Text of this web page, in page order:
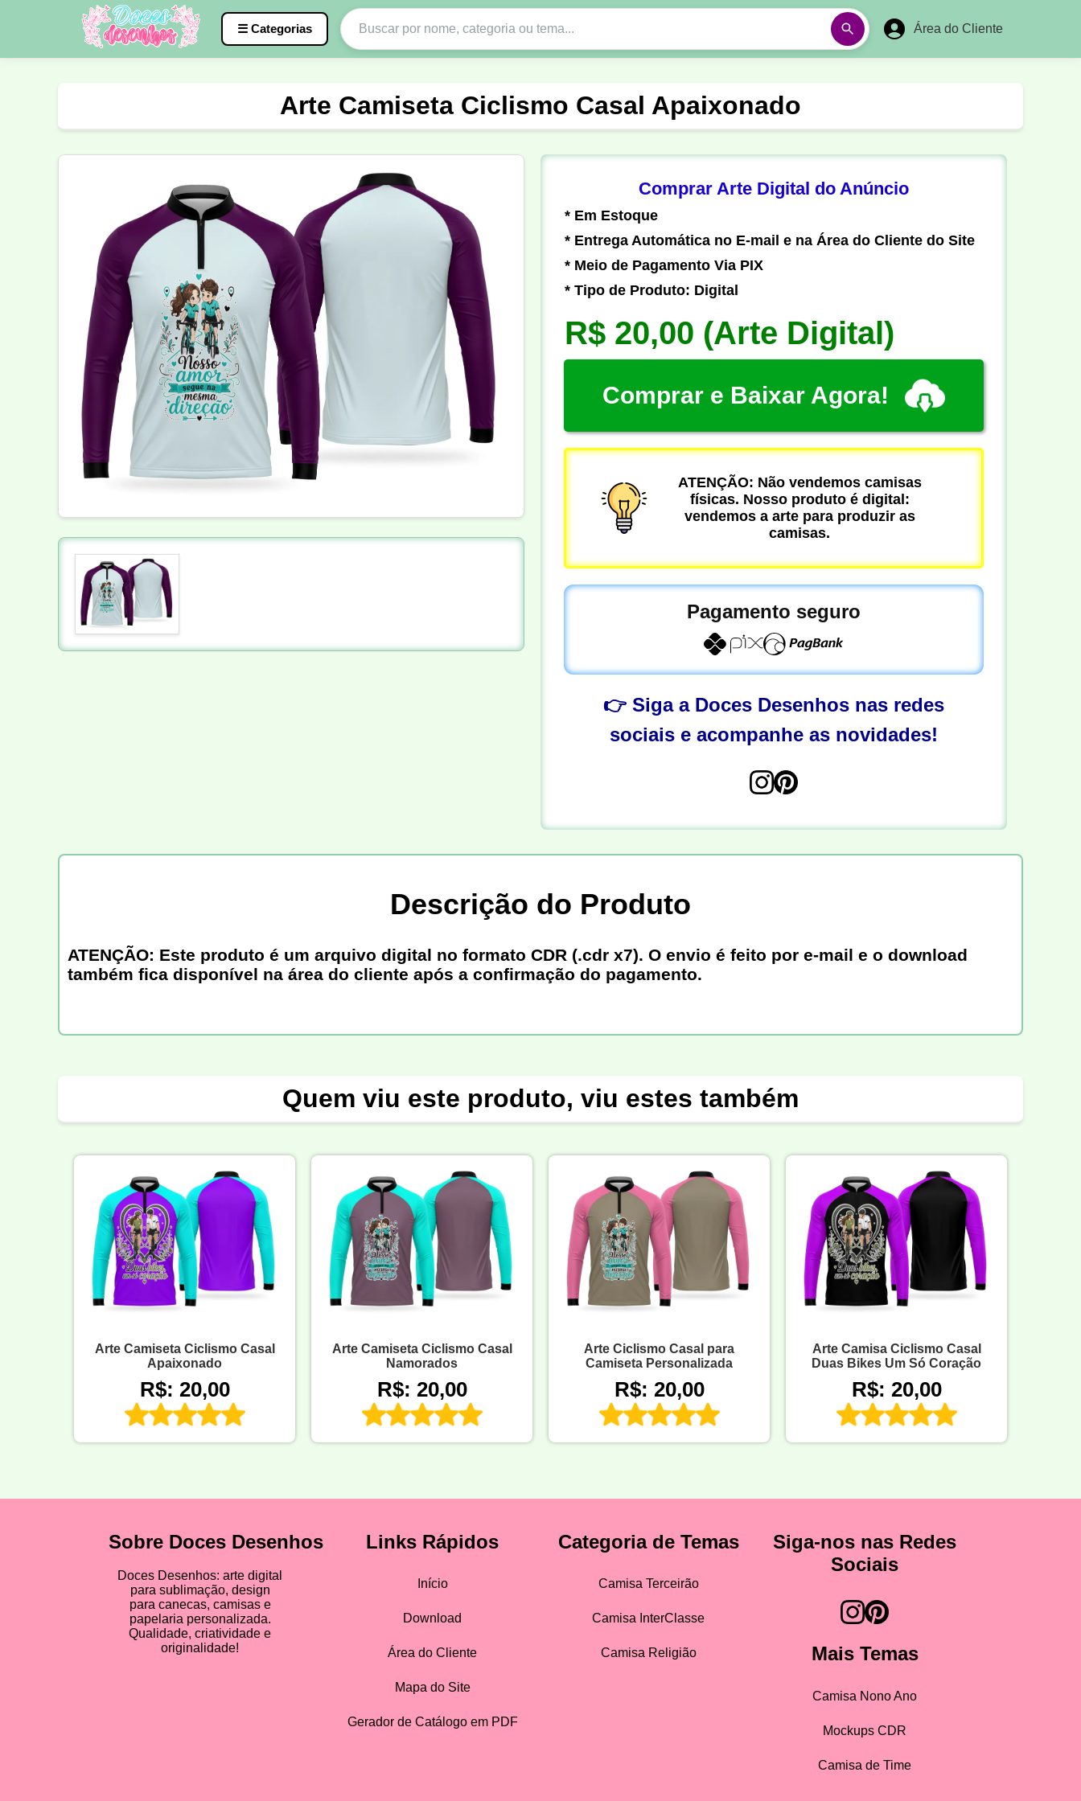
☰ Categorias Área do Cliente
Natal Agro Católica Vôlei Futebol Amador Pesca
Motocross Ciclismo Nail Designer Pedagogia Biologia Geografia História Matemática
Língua Portuguesa
Arte Camiseta Ciclismo Casal Apaixonado
Comprar Arte Digital do Anúncio
* Em Estoque
* Entrega Automática no E-mail e na Área do Cliente do Site
* Meio de Pagamento Via PIX
* Tipo de Produto: Digital
R$ 20,00 (Arte Digital)
Comprar e Baixar Agora!
ATENÇÃO: Não vendemos camisas
físicas. Nosso produto é digital:
vendemos a arte para produzir as
camisas.
Pagamento seguro
👉 Siga a Doces Desenhos nas redes
sociais e acompanhe as novidades!
Descrição do Produto
ATENÇÃO: Este produto é um arquivo digital no formato CDR (.cdr x7). O envio é feito por e-mail e o download
também fica disponível na área do cliente após a confirmação do pagamento.
Quem viu este produto, viu estes também
Arte Camiseta Ciclismo Casal
Apaixonado
R$: 20,00
Arte Camiseta Ciclismo Casal
Namorados
R$: 20,00
Arte Ciclismo Casal para
Camiseta Personalizada
R$: 20,00
Arte Camisa Ciclismo Casal
Duas Bikes Um Só Coração
R$: 20,00
Sobre Doces Desenhos
Doces Desenhos: arte digital
para sublimação, design
para canecas, camisas e
papelaria personalizada.
Qualidade, criatividade e
originalidade!
Links Rápidos
Início
Download
Área do Cliente
Mapa do Site
Gerador de Catálogo em PDF
Categoria de Temas
Camisa Terceirão
Camisa InterClasse
Camisa Religião
Siga-nos nas Redes
Sociais
Mais Temas
Camisa Nono Ano
Mockups CDR
Camisa de Time